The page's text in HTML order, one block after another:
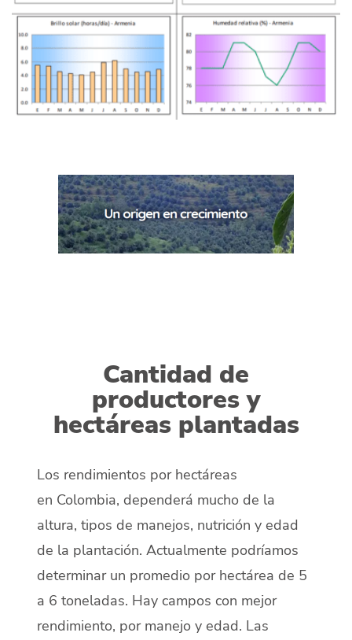
Cantidad de
productores y
hectáreas plantadas
Los rendimientos por hectáreas
en Colombia, dependerá mucho de la
altura, tipos de manejos, nutrición y edad
de la plantación. Actualmente podríamos
determinar un promedio por hectárea de 5
a 6 toneladas. Hay campos con mejor
rendimiento, por manejo y edad. Las